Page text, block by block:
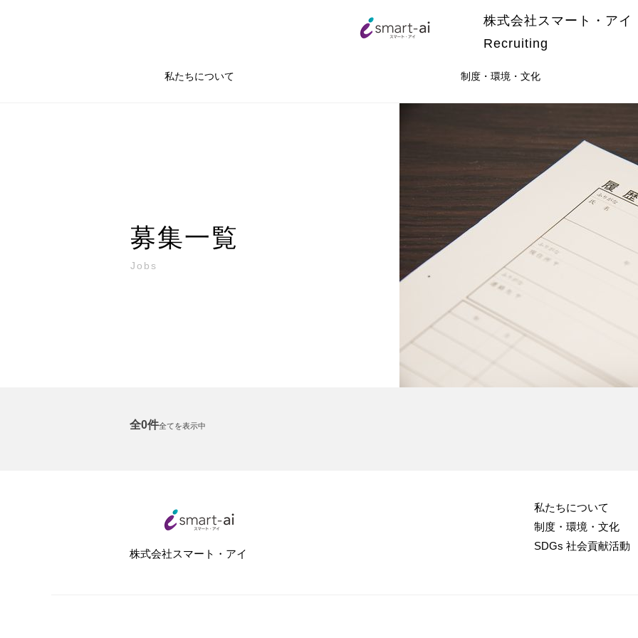
株式会社スマート・アイ
Recruiting
私たちについて 制度・環境・文化
募集一覧
Jobs
全0件全てを表示中
私たちについて
制度・環境・文化
SDGs 社会貢献活動
株式会社スマート・アイ